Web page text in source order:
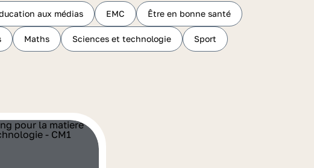
aux médias EMC Être en bonne santé
Maths Sciences et technologie Sport